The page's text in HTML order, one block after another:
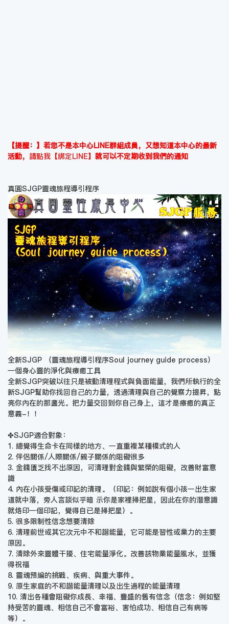
【提醒：】若您不是本中心LINE群組成員，又想知道本中心的最新
活動， 請點我【綁定LINE】 就可以不定期收到我們的通知
真圓SJGP靈魂旅程導引程序
全新SJGP （靈魂旅程導引程序Soul journey guide process）
一個身心靈的淨化與療癒工具
全新SJGP突破以往只是被動清理程式與負面能量，我們所執行的全
新SJGP幫助你找回自己的力量，透過清理與自己的覺察力提昇，點
亮你內在的那盞光。把力量交回到你自己身上，這才是療癒的真正
意義-！！
✤SJGP適合對象：
1. 總覺得生命卡在同樣的地方、一直重複某種模式的人
2. 伴侶關係/人際關係/親子關係的阻礙很多
3. 金錢匱乏找不出原因，可清理對金錢與繁榮的阻礙，改善財富意
識
4. 內在小孩受傷或印記的清理。（印記：例如說有個小孩一出生家
道就中落，旁人言談似乎暗 示你是家裡掃把星，因此在你的潛意識
就烙印一個印記，覺得自已是掃把星）。
5. 很多限制性信念想要清除
6. 清理前世或其它次元中不和諧能量，它可能是習性或業力的主要
原因。
7. 清除外來靈體干擾、住宅能量淨化。改善該物業能量風水，並獲
得祝福
8. 靈魂預編的挑戰、疾病、與重大事件。
9. 原生家庭的不和諧能量清理以及出生過程的能量清理
10. 清出各種會阻礙你成長、幸福、豐盛的舊有信念（信念：例如堅
持受苦的靈魂、相信自己不會富裕、害怕成功、相信自己有病等
等）。